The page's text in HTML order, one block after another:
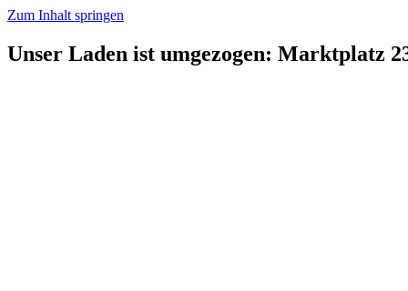
Zum Inhalt springen
Unser Laden ist umgezogen: Marktplatz